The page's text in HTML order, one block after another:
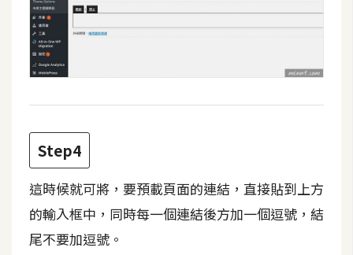
o
m
m
e
c
流
物
流
Step4
這時候就可將，要預載頁面的連結，直接貼到上方
的輸入框中，同時每一個連結後方加一個逗號，結
尾不要加逗號。